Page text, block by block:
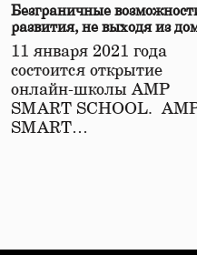
Безграничные
развития, не выходя из
11 января 2021 года
состоится открытие
онлайн-школы АМР
SMART SCHOOL.
SMART…